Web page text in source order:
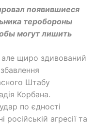
появившиеся
теробороны
могут лишить
щиро здивований
Штабу
Корбана.
по єдності
агресії та